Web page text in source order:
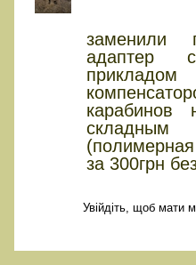
заменили
адаптер с
складным
за 300грн
Увійдіть, щоб мати